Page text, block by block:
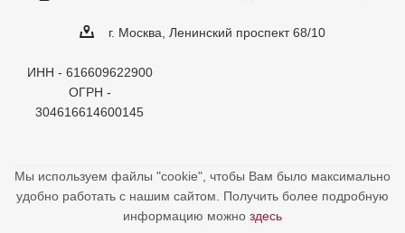
г. Москва, Ленинский проспект 68/10
ИНН - 616609622900
ОГРН -
304616614600145
Мы используем файлы "cookie", чтобы Вам было максимально
удобно работать с нашим сайтом. Получить более подробную
информацию можно здесь